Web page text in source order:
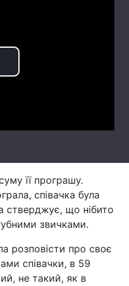
Думки
Вакансії
її програшу.
співачка була
стверджує, що нібито
звичками.
розповісти про своє
співачки, в 59
не такий, як в